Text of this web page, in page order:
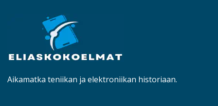
Aikamatka teniikan ja elektroniikan historiaan.